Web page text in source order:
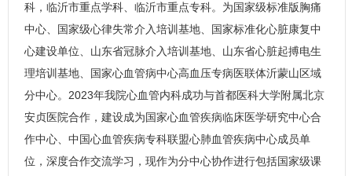
科，临沂市重点学科、临沂市重点专科。为国家级标准版胸痛
中心、国家级心律失常介入培训基地、国家标准化心脏康复中
心建设单位、山东省冠脉介入培训基地、山东省心脏起搏电生
理培训基地、国家心血管病中心高血压专病医联体沂蒙山区域
分中心。2023年我院心血管内科成功与首都医科大学附属北京
安贞医院合作，建设成为国家心血管疾病临床医学研究中心合
作中心、中国心血管疾病专科联盟心肺血管疾病中心成员单
位，深度合作交流学习，现作为分中心协作进行包括国家级课